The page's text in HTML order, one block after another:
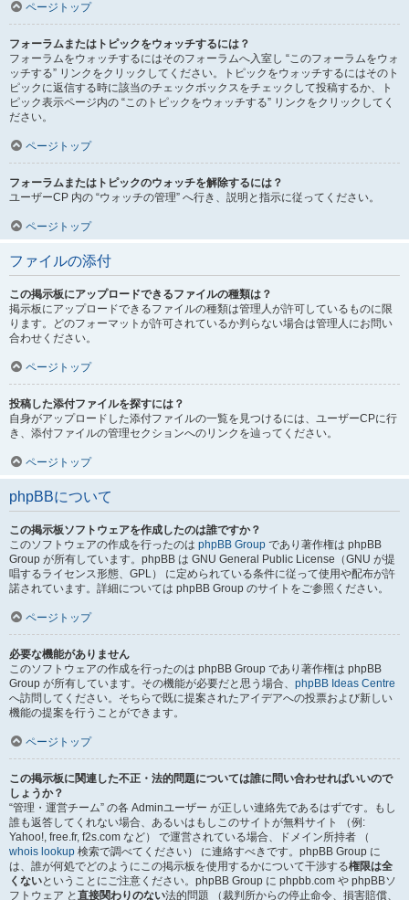
ページトップ
フォーラムまたはトピックをウォッチするには？
フォーラムをウォッチするにはそのフォーラムへ入室し “このフォーラムをウォ
ッチする” リンクをクリックしてください。トピックをウォッチするにはそのト
ピックに返信する時に該当のチェックボックスをチェックして投稿するか、ト
ピック表示ページ内の “このトピックをウォッチする” リンクをクリックしてく
ださい。
ページトップ
フォーラムまたはトピックのウォッチを解除するには？
ユーザーCP 内の “ウォッチの管理” へ行き、説明と指示に従ってください。
ページトップ
ファイルの添付
この掲示板にアップロードできるファイルの種類は？
掲示板にアップロードできるファイルの種類は管理人が許可しているものに限
ります。どのフォーマットが許可されているか判らない場合は管理人にお問い
合わせください。
ページトップ
投稿した添付ファイルを探すには？
自身がアップロードした添付ファイルの一覧を見つけるには、ユーザーCPに行
き、添付ファイルの管理セクションへのリンクを辿ってください。
ページトップ
phpBBについて
この掲示板ソフトウェアを作成したのは誰ですか？
このソフトウェアの作成を行ったのは phpBB Group であり著作権は phpBB
Group が所有しています。phpBB は GNU General Public License（GNU が提
唱するライセンス形態、GPL） に定められている条件に従って使用や配布が許
諾されています。詳細については phpBB Group のサイトをご参照ください。
ページトップ
必要な機能がありません
このソフトウェアの作成を行ったのは phpBB Group であり著作権は phpBB
Group が所有しています。その機能が必要だと思う場合、 phpBB Ideas Centre
へ訪問してください。そちらで既に提案されたアイデアへの投票および新しい
機能の提案を行うことができます。
ページトップ
この掲示板に関連した不正・法的問題については誰に問い合わせればいいので
しょうか？
“管理・運営チーム” の各 Adminユーザー が正しい連絡先であるはずです。もし
誰も返答してくれない場合、あるいはもしこのサイトが無料サイト （例:
Yahoo!, free.fr, f2s.com など） で運営されている場合、ドメイン所持者 （
whois lookup 検索で調べてください） に連絡すべきです。phpBB Group に
は、誰が何処でどのようにこの掲示板を使用するかについて干渉する権限は全
くないということにご注意ください。phpBB Group に phpbb.com や phpBBソ
フトウェア と 直接関わりのない法的問題 （裁判所からの停止命令、損害賠償、